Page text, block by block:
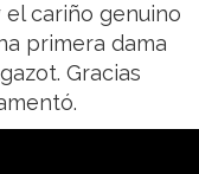
cariño genuino
primera dama
Gracias